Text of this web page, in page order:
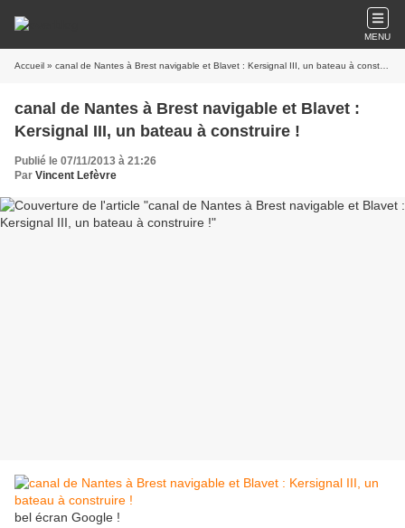
MENU
Accueil » canal de Nantes à Brest navigable et Blavet : Kersignal III, un bateau à construire !
canal de Nantes à Brest navigable et Blavet :
Kersignal III, un bateau à construire !
Publié le 07/11/2013 à 21:26
Par Vincent Lefèvre
bel écran Google !